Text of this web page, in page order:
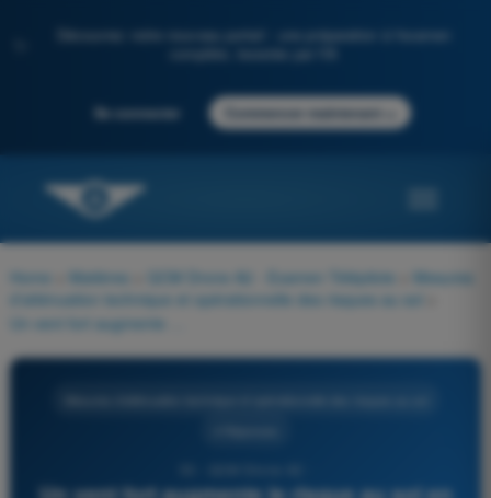
Découvrez notre nouveau portail : une préparation à l'examen
Se connecter Commencer maintenant
Home Matières QCM Drone A2 - Examen Télépilote
Mesures
d’atténuation technique et opérationnelle des risques au sol